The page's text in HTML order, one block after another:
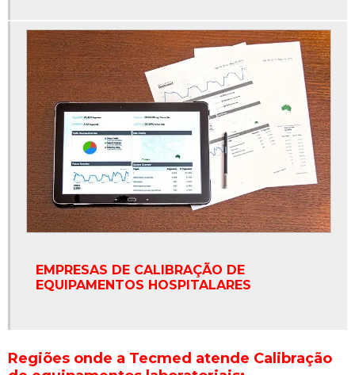
EMPRESAS DE CALIBRAÇÃO DE
EQUIPAMENTOS HOSPITALARES
Regiões onde a Tecmed atende Calibração